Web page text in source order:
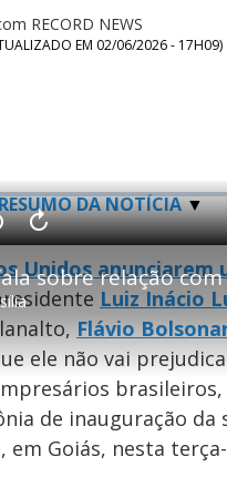
RECORD NEWS
EM 02/06/2026 - 17H09)
DA NOTÍCIA
A
v
a
n
ç
a
r
0
s
g
n
d
Unidos
Luiz Inácio
Flávio
ele não vai
de inauguração
em Goiás, nesta